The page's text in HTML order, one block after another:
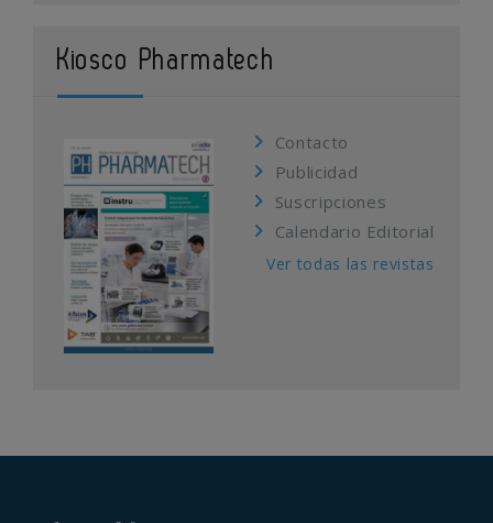
Kiosco Pharmatech
Contacto
Publicidad
Suscripciones
Calendario Editorial
Ver todas las revistas